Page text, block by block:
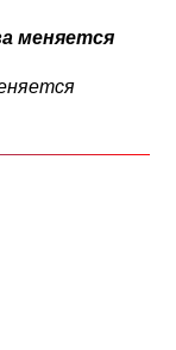
меняется